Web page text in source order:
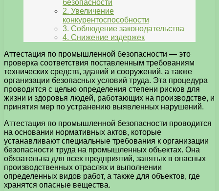
безопасности
2. Увеличение
конкурентоспособности
3. Соблюдение законодательства
4. Снижение издержек
Аттестация по промышленной безопасности — это
проверка соответствия поставленным требованиям
технических средств, зданий и сооружений, а также
организации безопасных условий труда. Эта процедура
проводится с целью определения степени рисков для
жизни и здоровья людей, работающих на производстве, и
принятия мер по устранению выявленных нарушений.
Аттестация по промышленной безопасности проводится
на основании нормативных актов, которые
устанавливают специальные требования к организации
безопасности труда на промышленных объектах. Она
обязательна для всех предприятий, занятых в опасных
производственных отраслях и выполнении
определенных видов работ, а также для объектов, где
хранятся опасные вещества.